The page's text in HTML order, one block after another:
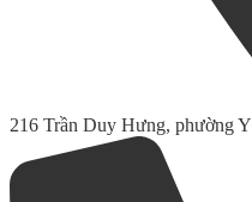
216 Trần Duy Hưng, phường